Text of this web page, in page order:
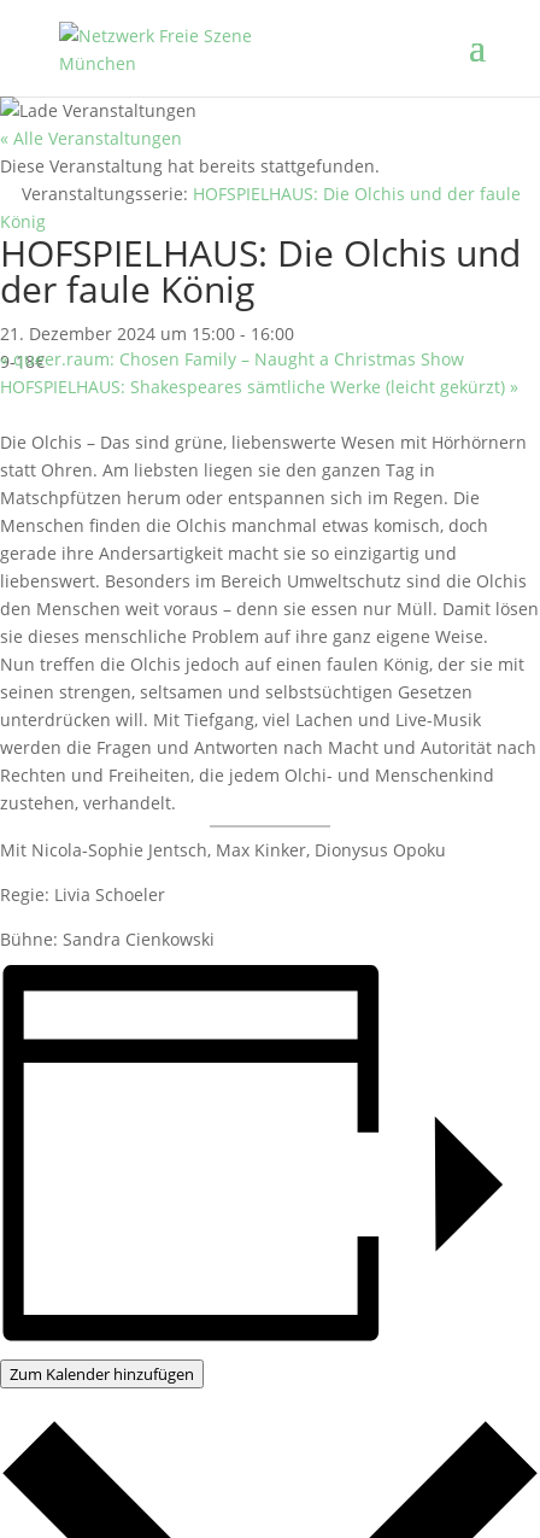
« Alle Veranstaltungen
Diese Veranstaltung hat bereits stattgefunden.
Veranstaltungsserie: HOFSPIELHAUS: Die Olchis und der faule
König
HOFSPIELHAUS: Die Olchis und
der faule König
21. Dezember 2024 um 15:00 - 16:00
9-18€
«queer.raum: Chosen Family – Naught a Christmas Show
HOFSPIELHAUS: Shakespeares sämtliche Werke (leicht gekürzt) »
Die Olchis – Das sind grüne, liebenswerte Wesen mit Hörhörnern
statt Ohren. Am liebsten liegen sie den ganzen Tag in
Matschpfützen herum oder entspannen sich im Regen. Die
Menschen finden die Olchis manchmal etwas komisch, doch
gerade ihre Andersartigkeit macht sie so einzigartig und
liebenswert. Besonders im Bereich Umweltschutz sind die Olchis
den Menschen weit voraus – denn sie essen nur Müll. Damit lösen
sie dieses menschliche Problem auf ihre ganz eigene Weise.
Nun treffen die Olchis jedoch auf einen faulen König, der sie mit
seinen strengen, seltsamen und selbstsüchtigen Gesetzen
unterdrücken will. Mit Tiefgang, viel Lachen und Live-Musik
werden die Fragen und Antworten nach Macht und Autorität nach
Rechten und Freiheiten, die jedem Olchi- und Menschenkind
zustehen, verhandelt.
Mit Nicola-Sophie Jentsch, Max Kinker, Dionysus Opoku
Regie: Livia Schoeler
Bühne: Sandra Cienkowski
Zum Kalender hinzufügen